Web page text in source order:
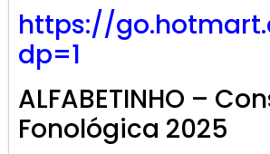
https://
dp=1
ALFABETINHO –
Fonológica 2025